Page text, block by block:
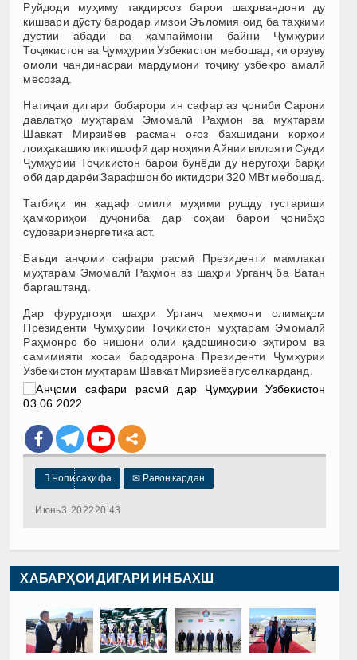
Руйдоди муҳиму тақдирсоз барои шаҳрвандони ду
кишвари дӯсту бародар имзои Эъломия оид ба таҳкими
дӯстии абадӣ ва ҳампаймонӣ байни Ҷумҳурии
Тоҷикистон ва Ҷумҳурии Узбекистон мебошад, ки орзуву
омоли чандинасраи мардумони тоҷику узбекро амалӣ
месозад.
Натиҷаи дигари бобарори ин сафар аз ҷониби Сарони
давлатҳо муҳтарам Эмомалӣ Раҳмон ва муҳтарам
Шавкат Мирзиёев расман оғоз бахшидани корҳои
лоиҳакашию иктишофӣ дар ноҳияи Айнии вилояти Суғди
Ҷумҳурии Тоҷикистон барои бунёди ду неругоҳи барқи
обӣ дар дарёи Зарафшон бо иқтидори 320 МВт мебошад.
Татбиқи ин ҳадаф омили муҳими рушду густариши
ҳамкориҳои дуҷониба дар соҳаи барои ҷонибҳо
судовари энергетика аст.
Баъди анҷоми сафари расмӣ Президенти мамлакат
муҳтарам Эмомалӣ Раҳмон аз шаҳри Урганҷ ба Ватан
баргаштанд.
Дар фурудгоҳи шаҳри Урганҷ меҳмони олимақом
Президенти Ҷумҳурии Тоҷикистон муҳтарам Эмомалӣ
Раҳмонро бо нишони олии қадршиносию эҳтиром ва
самимияти хосаи бародарона Президенти Ҷумҳурии
Узбекистон муҳтарам Шавкат Мирзиеёв гусел карданд.
 Чопи саҳифа ✉ Равон кардан
Июнь 3, 2022 20:43
ХАБАРҲОИ ДИГАРИ ИН БАХШ